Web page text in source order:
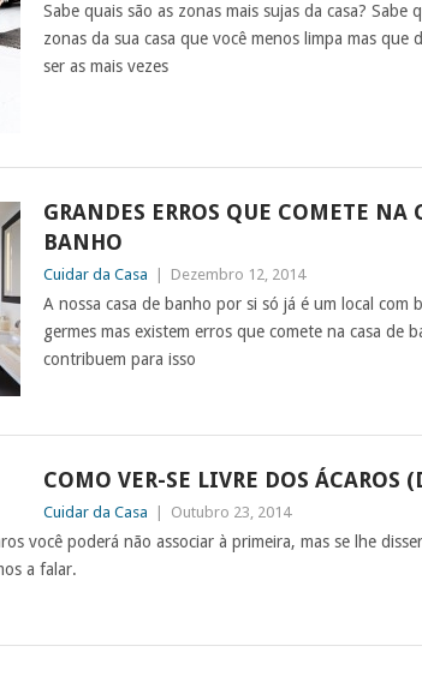
Sabe quais são as zonas mais sujas da casa? Sabe
zonas da sua casa que você menos limpa mas que
ser as mais vezes
GRANDES ERROS QUE COMETE NA
BANHO
Cuidar da Casa Dezembro 12, 2014
A nossa casa de banho por si só já é um local com
germes mas existem erros que comete na casa de
contribuem para isso
COMO VER-SE LIVRE DOS ÁCAROS
Cuidar da Casa Outubro 23, 2014
você poderá não associar à primeira, mas se lhe
a falar.